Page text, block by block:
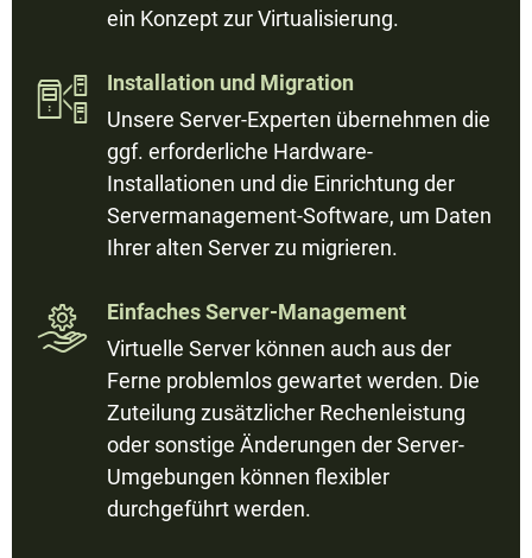
ein Konzept zur Virtualisierung.

Installation und Migration
Unsere Server-Experten übernehmen die
ggf. erforderliche Hardware-
Installationen und die Einrichtung der
Servermanagement-Software, um Daten
Ihrer alten Server zu migrieren.

Einfaches Server-Management
Virtuelle Server können auch aus der
Ferne problemlos gewartet werden. Die
Zuteilung zusätzlicher Rechenleistung
oder sonstige Änderungen der Server-
Umgebungen können flexibler
durchgeführt werden.